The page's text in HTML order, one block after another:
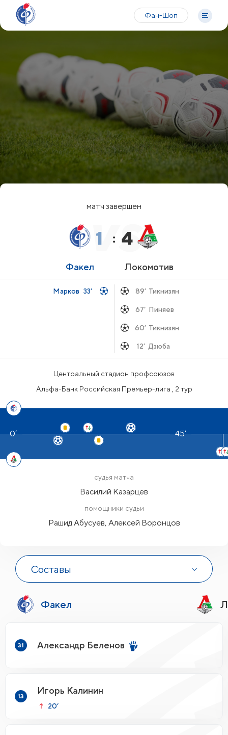
Фан-Шоп
матч завершен
Факел
1 : 4
Локомотив
33’
Марков 89’ Тикнизян
67’ Пиняев
60’ Тикнизян
12’ Дзюба
Центральный стадион профсоюзов
Альфа-Банк Российская Премьер-лига , 2 тур
45’
судья матча
Василий Казарцев
помощники судьи
Рашид Абусуев, Алексей Воронцов
Составы
Факел
31 Александр Беленов
13
Игорь Калинин
20’